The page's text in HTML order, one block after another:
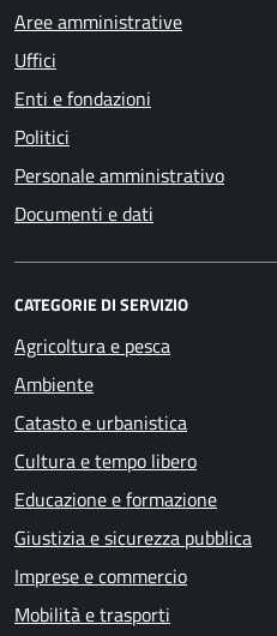
Aree amministrative
Uffici
Enti e fondazioni
Politici
Personale amministrativo
Documenti e dati
CATEGORIE DI SERVIZIO
Agricoltura e pesca
Ambiente
Catasto e urbanistica
Cultura e tempo libero
Educazione e formazione
Giustizia e sicurezza pubblica
Imprese e commercio
Mobilità e trasporti